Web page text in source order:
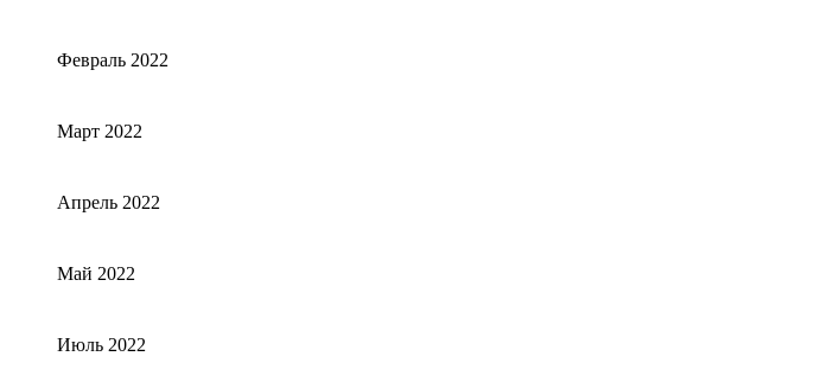
Февраль 2022
Март 2022
Апрель 2022
Май 2022
Июль 2022